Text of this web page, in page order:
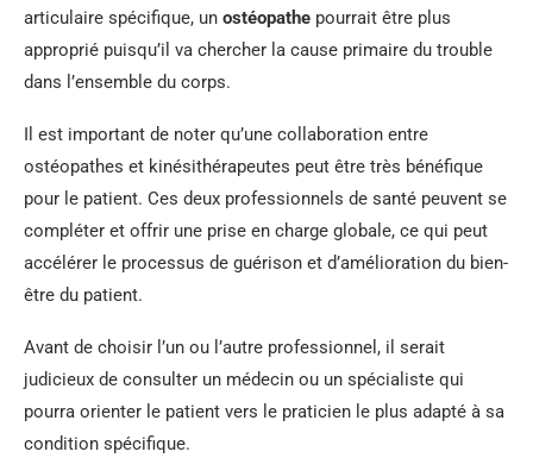
articulaire spécifique, un ostéopathe pourrait être plus
approprié puisqu’il va chercher la cause primaire du trouble
dans l’ensemble du corps.
Il est important de noter qu’une collaboration entre
ostéopathes et kinésithérapeutes peut être très bénéfique
pour le patient. Ces deux professionnels de santé peuvent se
compléter et offrir une prise en charge globale, ce qui peut
accélérer le processus de guérison et d’amélioration du bien-
être du patient.
Avant de choisir l’un ou l’autre professionnel, il serait
judicieux de consulter un médecin ou un spécialiste qui
pourra orienter le patient vers le praticien le plus adapté à sa
condition spécifique.